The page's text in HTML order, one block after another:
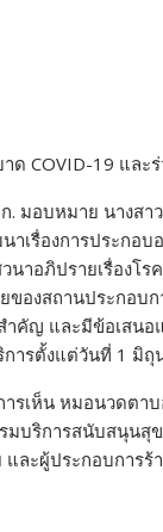
COVID-19 และร่
. มอบหมาย นางส
าเรื่องการประก
าอภิปรายเรื่องโร
องสถานประกอบ
คัญ และมีข้อเสนอ
ารตั้งแต่วันที่ 1 มิ
รเห็น หมอนวดตา
มบริการสนับสนุน
ะผู้ประกอบการร้